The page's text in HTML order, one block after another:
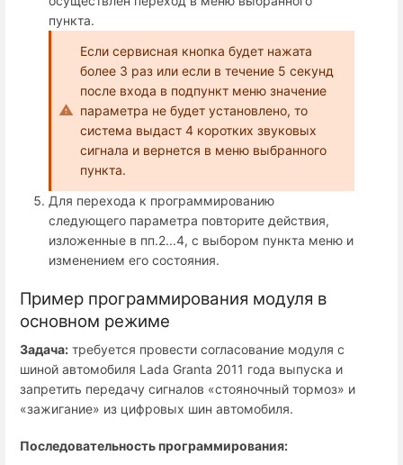
пункта.
Если сервисная кнопка будет нажата
более 3 раз или если в течение 5 секунд
после входа в подпункт меню значение
параметра не будет установлено, то
система выдаст 4 коротких звуковых
сигнала и вернется в меню выбранного
пункта.
Для перехода к программированию
следующего параметра повторите действия,
изложенные в пп.2...4, с выбором пункта меню и
изменением его состояния.
Пример программирования модуля в
основном режиме
Задача: требуется провести согласование модуля с
шиной автомобиля Lada Granta 2011 года выпуска и
запретить передачу сигналов «стояночный тормоз» и
«зажигание» из цифровых шин автомобиля.
Последовательность программирования: